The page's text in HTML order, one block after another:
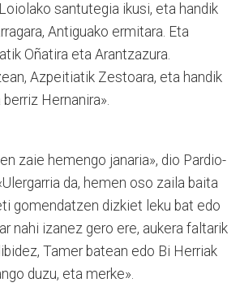
santutegia ikusi, eta handik
Antiguako er­mitara. Eta
Oñatira eta Aran­tza­zura.
Azpeitiatik Zestoara, eta handik
Hernanira».
zaie hemengo janaria», dio Pardio­
da, he­men oso zaila baita
go­men­datzen dizkiet leku bat edo
nahi izanez gero ere, aukera faltarik
Tamer batean edo Bi Herriak
duzu, eta merke».